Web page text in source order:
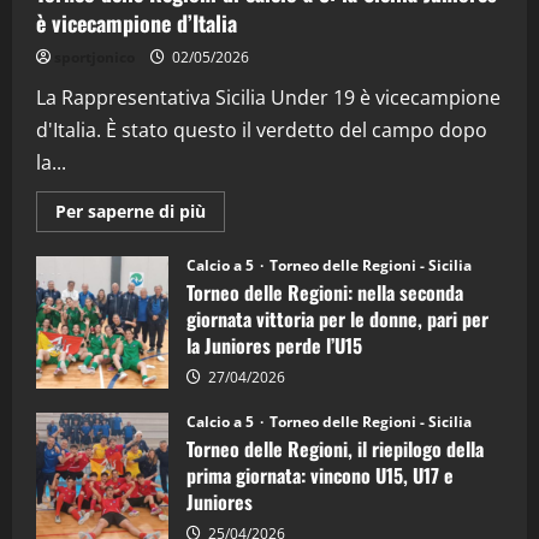
"SportEmpire" in Podcast
“SportEmpire” in Podcast: 26^ Puntata
08/04/2026
è vicecampione d’Italia
02/05/2026
La Rappresentativa Sicilia Under 19 è vicecampione
d'Italia. È stato questo il verdetto del campo dopo
la...
Per saperne di più
informazioni
Torneo
delle
Regioni
di
calcio
a
5:
la
Juniores
è
vicecampione
d’Italia
Calcio a 5 Torneo delle Regioni - Sicilia
Torneo delle Regioni: nella seconda
giornata vittoria per le donne, pari per
la Juniores perde l’U15
27/04/2026
Calcio a 5 Torneo delle Regioni - Sicilia
Torneo delle Regioni, il riepilogo della
prima giornata: vincono U15, U17 e
Juniores
25/04/2026